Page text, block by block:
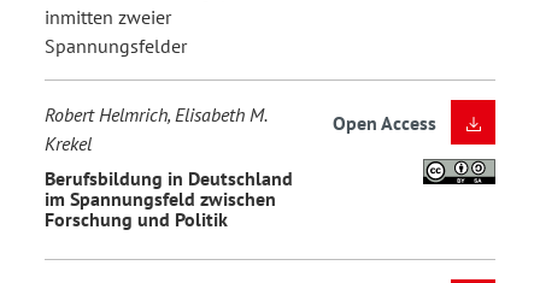
inmitten zweier
Spannungsfelder
Robert Helmrich, Elisabeth M.
Krekel
Berufsbildung in Deutschland
im Spannungsfeld zwischen
Forschung und Politik
Open Access